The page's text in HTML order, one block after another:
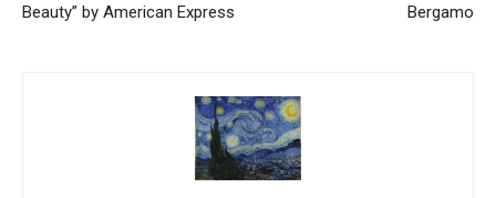
Beauty” by American Express
Bergamo